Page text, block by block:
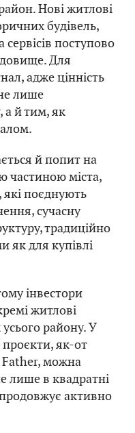
Нові житлові
будівель,
поступово
Для
адже цінність
лише
а й тим, як
й попит на
частиною міста,
поєднують
сучасну
традиційно
як для купівлі
інвестори
житлові
району. У
як-от
Father, можна
лише в квадратні
активно